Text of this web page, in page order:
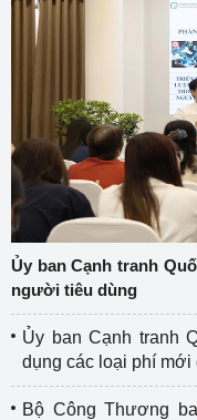
Ủy ban Cạnh tranh
người tiêu dùng
Ủy ban Cạnh tranh
dụng các loại phí
Bộ Công Thương